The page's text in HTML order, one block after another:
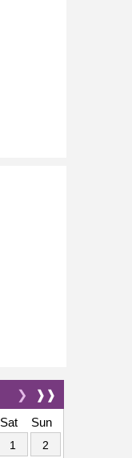
❱❱
❯
Sat Sun
1 2